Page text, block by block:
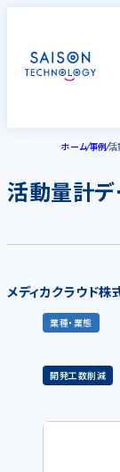
ホーム事例活
活動量計デ
メディカクラウド株
業種・業態
開発工数削減